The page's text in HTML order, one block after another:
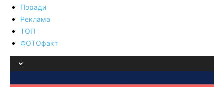
Поради
Реклама
ТОП
ФОТОфакт